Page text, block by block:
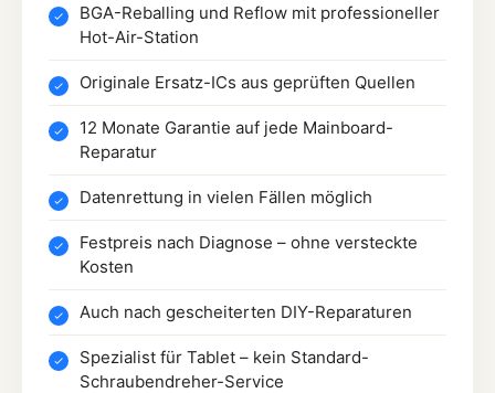
BGA-Reballing und Reflow mit professioneller
Hot-Air-Station
Originale Ersatz-ICs aus geprüften Quellen
12 Monate Garantie auf jede Mainboard-
Reparatur
Datenrettung in vielen Fällen möglich
Festpreis nach Diagnose – ohne versteckte
Kosten
Auch nach gescheiterten DIY-Reparaturen
Spezialist für Tablet – kein Standard-
Schraubendreher-Service